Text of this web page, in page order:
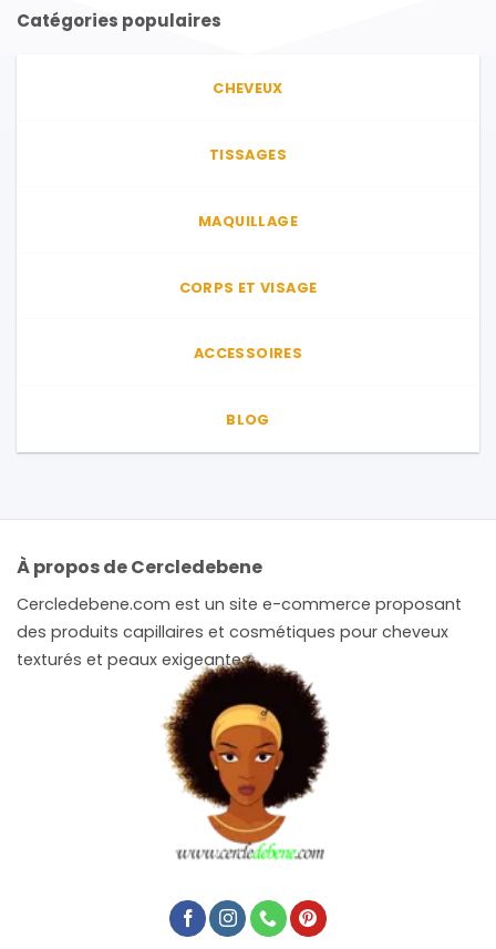
Catégories populaires
CHEVEUX
TISSAGES
MAQUILLAGE
CORPS ET VISAGE
ACCESSOIRES
BLOG
À propos de Cercledebene
Cercledebene.com est un site e-commerce proposant
des produits capillaires et cosmétiques pour cheveux
texturés et peaux exigeantes.